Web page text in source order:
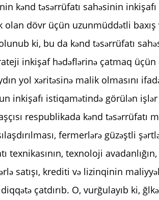
kənd təsərrüfatı sahəsinin
olan dövr üçün uzunmüddətli baxış
ki, bu da kənd təsərrüfatı
inkişaf hədəflərinə çatmaq üçün
yol xəritəsinə malik olmasını
inkişafı istiqamətində görülən
respublikada kənd təsərrüfatı
fermerlərə güzəştli
texnikasının, texnoloji
satışı, krediti və lizinqinin
çatdırıb. O, vurğulayıb ki,